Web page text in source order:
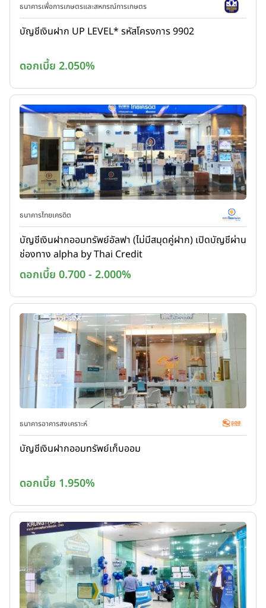
ธนาคารเพื่อการเกษตรและสหกรณ์การเกษตร
บัญชีเงินฝาก UP LEVEL* รหัสโครงการ 9902
ดอกเบี้ย 2.050%
ธนาคารไทยเครดิต
บัญชีเงินฝากออมทรัพย์อัลฟา (ไม่มีสมุดคู่ฝาก) เปิดบัญชีผ่าน
ช่องทาง alpha by Thai Credit
ดอกเบี้ย 0.700 - 2.000%
ธนาคารอาคารสงเคราะห์
บัญชีเงินฝากออมทรัพย์เก็บออม
ดอกเบี้ย 1.950%